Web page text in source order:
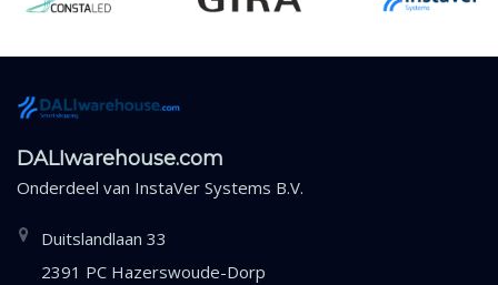
DALIwarehouse.com
Onderdeel van InstaVer Systems B.V.
Duitslandlaan 33
2391 PC Hazerswoude-Dorp